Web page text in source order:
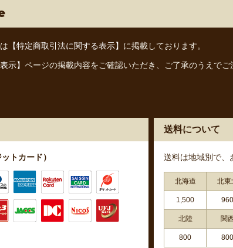
【特定商取引法に関する表示】 に掲載しております。
示】 ページの掲載内容をご確認いただき、ご了承のうえでご
トカード）
送料について
送料は地域別で、
北海道 北東
1,500 960
北陸 関
800 800